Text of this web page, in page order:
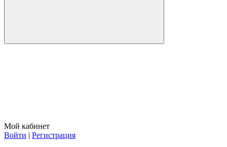
Мой кабинет
Войти | Регистрация